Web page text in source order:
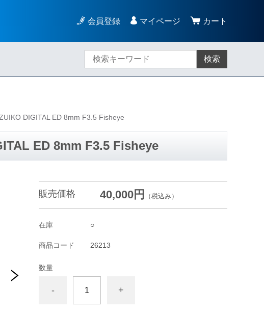
会員登録 マイページ カート
検索
DIGITAL ED 8mm F3.5 Fisheye
ED 8mm F3.5 Fisheye
販売価格 40,000円 （税込み）
在庫 ○
商品コード 26213
数量
- +